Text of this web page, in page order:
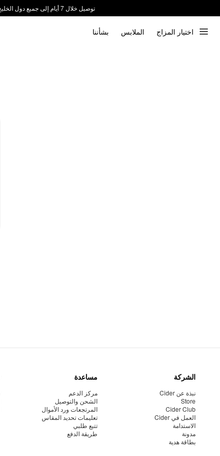
توصيل خلال 7 أيام إلى جميع دول الخليج
اختيار المزاج الملابس بشأننا
الشركة
نبذة عن Cider
Store
Cider Club
العمل في Cider
الاستدامة
مدونة
بطاقة هدية
مساعدة
مركز الدعم
الشحن والتوصيل
المرتجعات ورد الأموال
تعليمات تحديد المقاس
تتبع طلبي
طريقة الدفع